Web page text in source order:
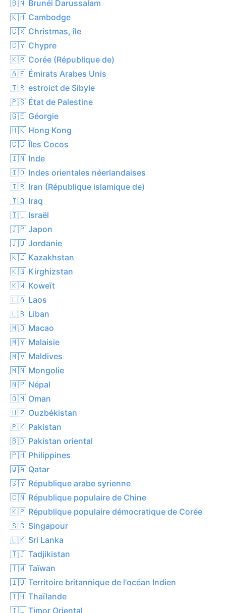
🇧🇳 Brunéi Darussalam
🇰🇭 Cambodge
🇨🇽 Christmas, île
🇨🇾 Chypre
🇰🇷 Corée (République de)
🇦🇪 Émirats Arabes Unis
🇹🇷 estroict de Sibyle
🇵🇸 État de Palestine
🇬🇪 Géorgie
🇭🇰 Hong Kong
🇨🇨 Îles Cocos
🇮🇳 Inde
🇮🇩 Indes orientales néerlandaises
🇮🇷 Iran (République islamique de)
🇮🇶 Iraq
🇮🇱 Israël
🇯🇵 Japon
🇯🇴 Jordanie
🇰🇿 Kazakhstan
🇰🇬 Kirghizstan
🇰🇼 Koweït
🇱🇦 Laos
🇱🇧 Liban
🇲🇴 Macao
🇲🇾 Malaisie
🇲🇻 Maldives
🇲🇳 Mongolie
🇳🇵 Népal
🇴🇲 Oman
🇺🇿 Ouzbékistan
🇵🇰 Pakistan
🇧🇩 Pakistan oriental
🇵🇭 Philippines
🇶🇦 Qatar
🇸🇾 République arabe syrienne
🇨🇳 République populaire de Chine
🇰🇵 République populaire démocratique de Corée
🇸🇬 Singapour
🇱🇰 Sri Lanka
🇹🇯 Tadjikistan
🇹🇼 Taïwan
🇮🇴 Territoire britannique de l'océan Indien
🇹🇭 Thaïlande
🇹🇱 Timor Oriental